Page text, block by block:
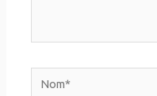
Nom*